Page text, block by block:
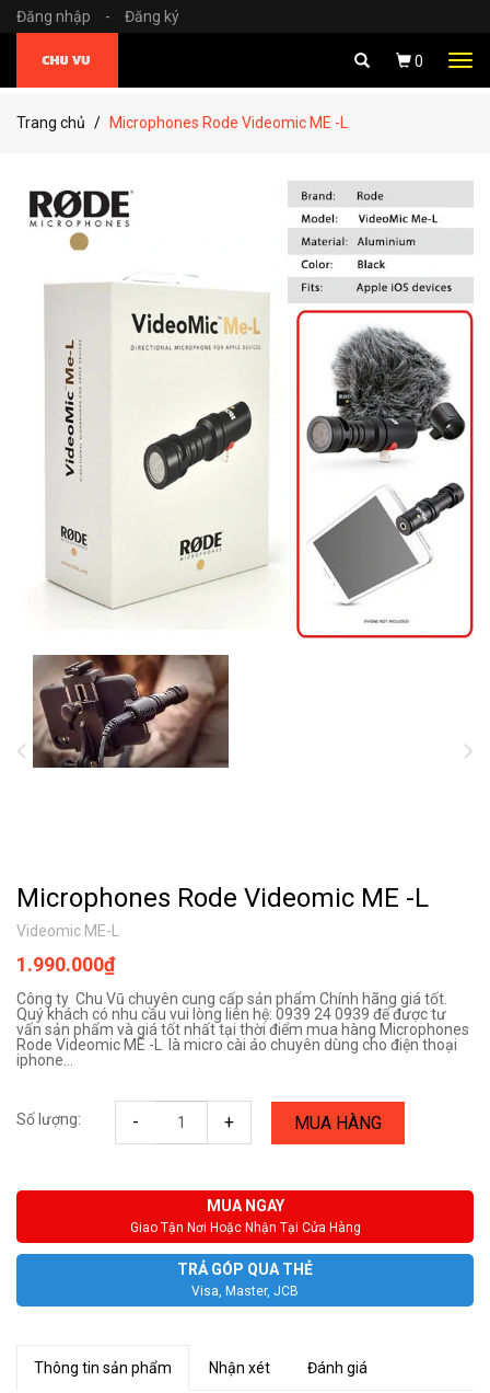
Đăng nhập - Đăng ký
0
Trang chủ Microphones Rode Videomic ME -L
Microphones Rode Videomic ME -L
Videomic ME-L
1.990.000₫
Công ty Chu Vũ chuyên cung cấp sản phẩm Chính hãng giá tốt.
Quý khách có nhu cầu vui lòng liên hệ: 0939 24 0939 để được tư
vấn sản phẩm và giá tốt nhất tại thời điểm mua hàng Microphones
Rode Videomic ME -L là micro cài áo chuyên dùng cho điện thoại
iphone...
Số lượng: - + MUA HÀNG
MUA NGAY
Giao Tận Nơi Hoặc Nhận Tại Cửa Hàng
TRẢ GÓP QUA THẺ
Visa, Master, JCB
Thông tin sản phẩm Nhận xét Đánh giá